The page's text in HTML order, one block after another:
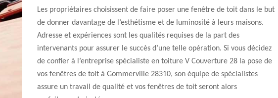
Les propriétaires choisissent de faire poser une fenêtre de toit dans le but
de donner davantage de l’esthétisme et de luminosité à leurs maisons.
Adresse et expériences sont les qualités requises de la part des
intervenants pour assurer le succès d’une telle opération. Si vous décidez
de confier à l’entreprise spécialiste en toiture V Couverture 28 la pose de
vos fenêtres de toit à Gommerville 28310, son équipe de spécialistes
assure un travail de qualité et vos fenêtres de toit seront alors